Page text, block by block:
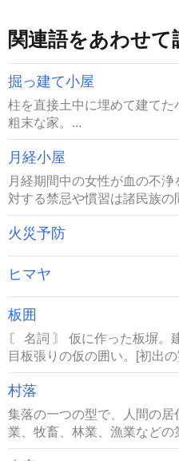
関連語をあわせて
掘っ建て小屋
柱を直接土中に埋めて建て
粗末な家。...
月経小屋
月経期間中の女性が血の不
対する禁忌や慣習は諸民族
火災予防
ヒマヤ
板囲
〘 名詞 〙 仮に作った板塀。
目板張りの仮の囲い。[初出
村落
集落の一つの型で、人間の
業、牧畜、林業、漁業など